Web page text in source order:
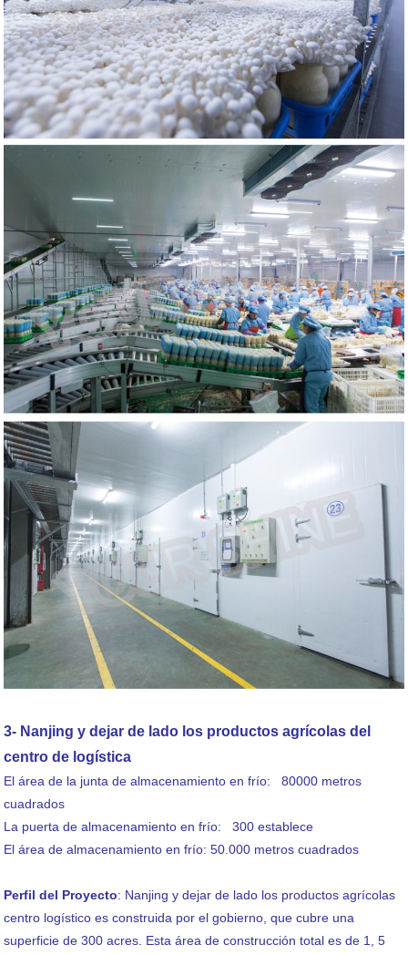
3- Nanjing y dejar de lado los productos agrícolas del
centro de logística
El área de la junta de almacenamiento en frío: 80000 metros
cuadrados
La puerta de almacenamiento en frío: 300 establece
El área de almacenamiento en frío: 50.000 metros cuadrados
Perfil del Proyecto: Nanjing y dejar de lado los productos agrícolas
centro logístico es construida por el gobierno, que cubre una
superficie de 300 acres. Esta área de construcción total es de 1, 5